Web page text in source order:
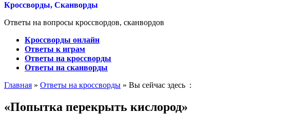
Кроссворды, Сканворды
Ответы на вопросы кроссвордов, сканвордов
Кроссворды онлайн
Ответы к играм
Ответы на кроссворды
Ответы на сканворды
Главная » Ответы на кроссворды » Вы сейчас здесь :
«Попытка перекрыть кислород»